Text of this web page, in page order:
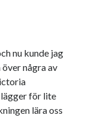
nu kunde jag
några av
lägger för lite
lära oss